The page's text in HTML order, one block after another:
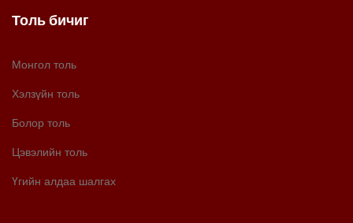
Толь бичиг
Монгол толь
Хэлзүйн толь
Болор толь
Цэвэлийн толь
Үгийн алдаа шалгах